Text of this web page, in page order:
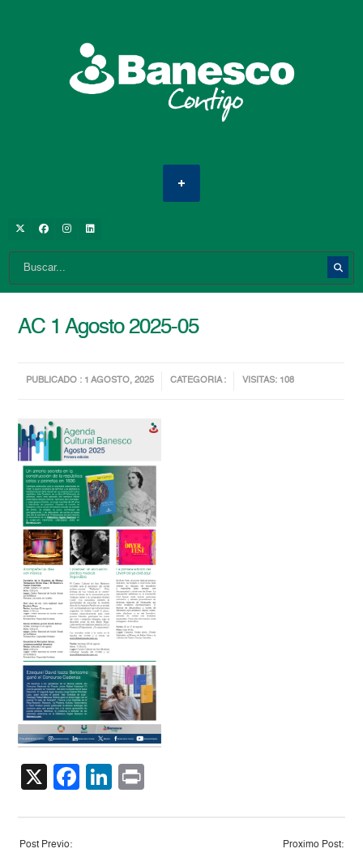
AC 1 Agosto 2025-05
PUBLICADO : 1 AGOSTO, 2025 CATEGORIA : VISITAS: 108
X Facebook
LinkedIn
Post Previo: Proximo Post: